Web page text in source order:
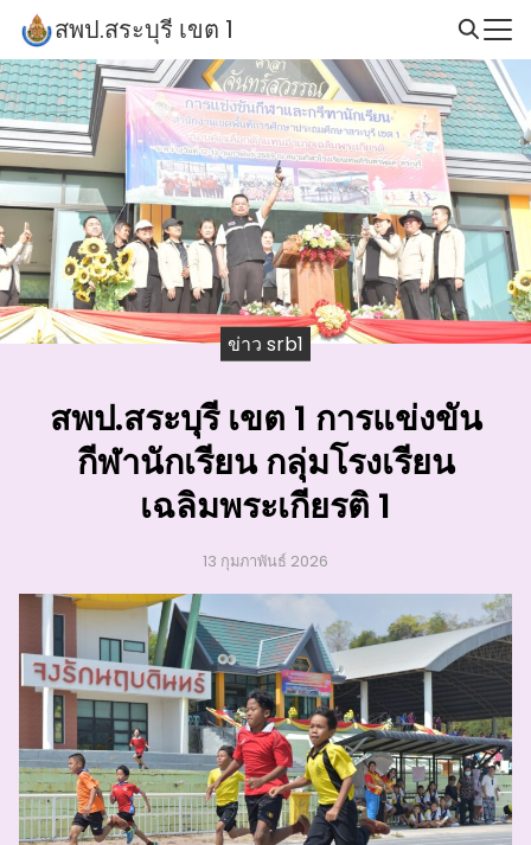
Skip
content
สพป.สระบุรี เขต 1
Search
for:
ข่าว srb1
สพป.สระบุรี เขต 1 การแข่งขัน
กีฬานักเรียน กลุ่มโรงเรียน
เฉลิมพระเกียรติ 1
13 กุมภาพันธ์ 2026